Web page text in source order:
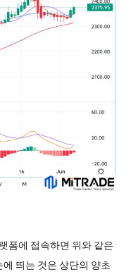
폼에 접속하면 위와 같은
띄는 것은 상단의 양초